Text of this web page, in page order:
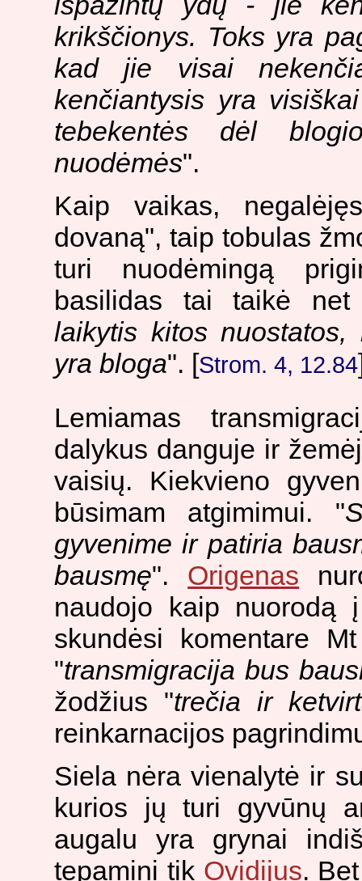
krikščionys. Toks yra
kad jie visai
kenčiantysis yra
tebekentės dėl
nuodėmės".
Kaip vaikas,
dovaną", taip tobulas
turi nuodėmingą
basilidas tai taikė
laikytis kitos
yra bloga". [Strom. 4, 12.84
Lemiamas
dalykus danguje ir
vaisių. Kiekvieno
būsimam atgimimui. "
gyvenime ir patiria
bausmę". Origenas
naudojo kaip nuorodą
skundėsi komentare
"transmigracija bus
žodžius "trečia ir
reinkarnacijos
Siela nėra vienalytė ir
kurios jų turi gyvūnų
augalu yra grynai
tepamini tik Ovidijus.